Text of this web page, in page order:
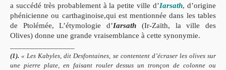
a succédé très probablement à la petite ville d’Iarsath, d’origine
phénicienne ou carthaginoise,qui est mentionnée dans les tables
de Ptolémée, L’étymologie d’Iarsath (Ir-Zaïth, la ville des
Olives) donne une grande vraisemblance à cette synonymie.
(1). « Les Kabyles, dit Desfontaines, se contentent d’écraser les olives sur
une pierre plate, en faisant rouler dessus un tronçon de colonne ou